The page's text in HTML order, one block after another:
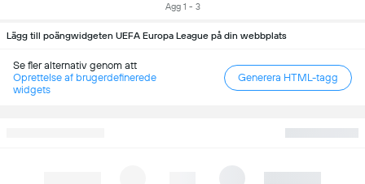
Agg 1 - 3
Lägg till poängwidgeten UEFA Europa League på din webbplats
Se fler alternativ genom att
Oprettelse af brugerdefinerede
widgets
Generera HTML-tagg